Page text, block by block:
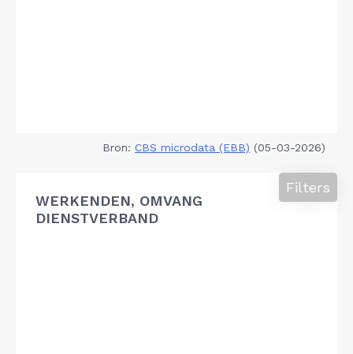
Bron: CBS microdata (EBB) (05-03-2026)
WERKENDEN, OMVANG
DIENSTVERBAND
Filters